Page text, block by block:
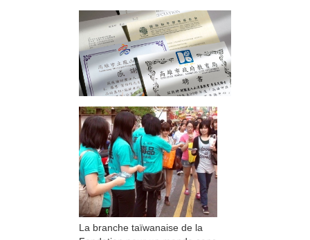
La branche taïwanaise de la